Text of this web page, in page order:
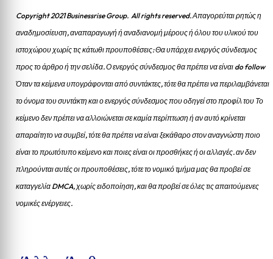
Copyright 2021 Businessrise Group. All rights reserved. Απαγορεύται ρητώς η
αναδημοσίευση, αναπαραγωγή ή αναδιανομή μέρους ή όλου του υλικού του
ιστοχώρου χωρίς τις κάτωθι προυποθέσεις: Θα υπάρχει ενεργός σύνδεσμος
προς το άρθρο ή την σελίδα.Ο ενεργός σύνδεσμος θα πρέπει να είναι do follow
Όταν τα κείμενα υπογράφονται από συντάκτες, τότε θα πρέπει να περιλαμβάνεται
το όνομα του συντάκτη και ο ενεργός σύνδεσμος που οδηγεί στο προφίλ του Το
κείμενο δεν πρέπει να αλλοιώνεται σε καμία περίπτωση ή αν αυτό κρίνεται
απαραίτητο να συμβεί, τότε θα πρέπει να είναι ξεκάθαρο στον αναγνώστη ποιο
είναι το πρωτότυπο κείμενο και ποιες είναι οι προσθήκες ή οι αλλαγές. αν δεν
πληρούνται αυτές οι προυποθέσεις, τότε το νομικό τμήμα μας θα προβεί σε
καταγγελία DMCA, χωρίς ειδοποίηση, και θα προβεί σε όλες τις απαιτούμενες
νομικές ενέργειες.